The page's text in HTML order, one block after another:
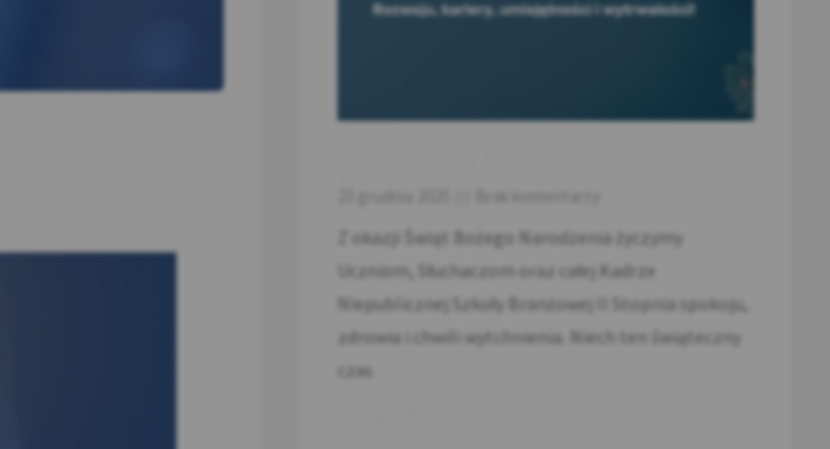
Z okazji Świąt Bożego Narodzenia życzymy
Uczniom, Słuchaczom oraz całej Kadrze
Niepublicznej Szkoły Branżowej II Stopnia spokoju,
zdrowia i chwili wytchnienia. Niech ten świąteczny
czas